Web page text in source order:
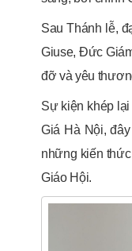
Sau Thánh lễ,
Giuse, Đức
đỡ và yêu
Sự kiện khép
Giá Hà Nội,
những kiến
Giáo Hội.